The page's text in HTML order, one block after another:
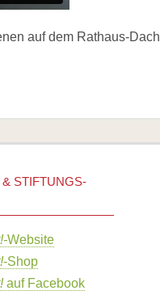
auf dem Rathaus-Dach
STIFTUNGS-
Website
-Shop
auf Facebook